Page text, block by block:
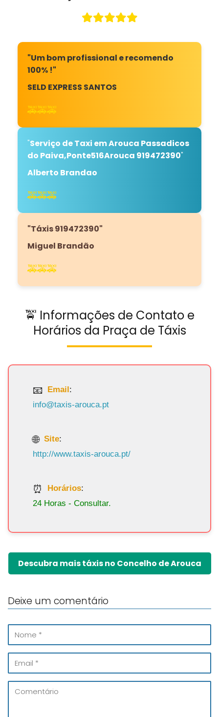
"Um bom profissional e recomendo
100% !"
SELD EXPRESS SANTOS
🚕🚕🚕
"Serviço de Taxi em Arouca Passadicos
do Paiva,Ponte516Arouca 919472390"
Alberto Brandao
🚕🚕🚕
"Táxis 919472390"
Miguel Brandão
🚕🚕🚕
🚖 Informações de Contato e
Horários da Praça de Táxis
Email:
info@taxis-arouca.pt
Site:
http://www.taxis-arouca.pt/
Horários:
24 Horas - Consultar.
Descubra mais táxis no Concelho de Arouca
Deixe um comentário